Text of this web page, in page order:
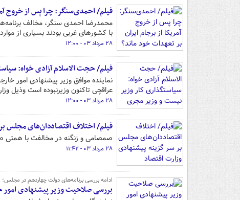
فیلم/ احمدی‌سنگر: چرا پس از خروج
محمدرضا احمدی سنگر، مخالف
با کشورهای غربی بودند بسیاری از
۲۸ مرداد ۰۳ - ۱۲:۰۰
فیلم/ حجت الاسلام آزادی خواه:
نماینده موافق وزیر پیشنهادی
عراقچی تاکنون وزیرنبوده است وذیل
۲۸ مرداد ۰۳ - ۱۲:۰۰
فیلم/ اختلاف اقتصاددان‌های مجلس
صمصامی و زنگنه در مخالفت با همتی
۲۸ مرداد ۰۳ - ۱۱:۴۲
ادامه بررسی برنامه‌های دولت چهاردهم در مجلس؛
بررسی صلاحیت وزیر پیشنهادی امور